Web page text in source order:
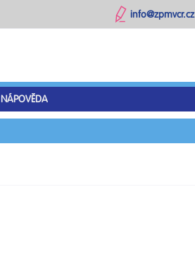
info@zpmvcr.cz
NÁPOVĚDA